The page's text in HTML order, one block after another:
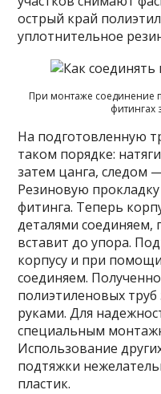
острый край
уплотнительное
При монтаже соединение
фитингах
На подготовленную
таком порядке:
затем цанга, следом
Резиновую
фитинга. Теперь
деталями соединяем,
вставит до упора.
корпусу и при
соединяем.
полиэтиленовых труб
руками. Для
специальным
Использование
подтяжки
пластик.